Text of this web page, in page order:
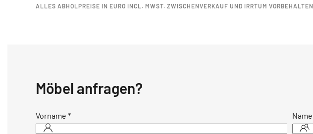
ALLES ABHOLPREISE IN EURO INCL. MWST. ZWISCHENVERKAUF UND IRRTUM VORBEHALTEN.
Möbel anfragen?
Vorname * Name